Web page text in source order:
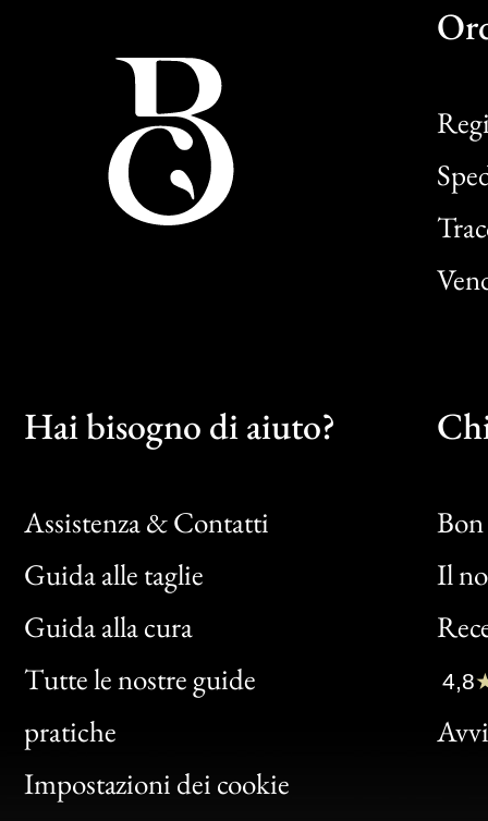
Hai bisogno di aiuto?
Assistenza & Contatti
Guida alle taglie
Guida alla cura
Tutte le nostre guide
pratiche
Impostazioni dei cookie
Il
Bon
Clic
Bon
4,8